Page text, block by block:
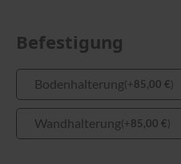
Befestigung
Bodenhalterung(+85,00 €)
Wandhalterung(+85,00 €)